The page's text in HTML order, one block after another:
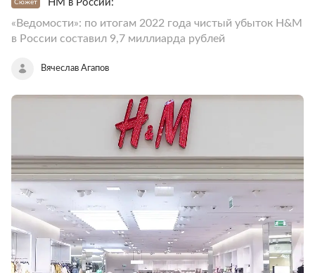
Сюжет HM в России:
«Ведомости»: по итогам 2022 года чистый убыток H&M
в России составил 9,7 миллиарда рублей
Вячеслав Агапов